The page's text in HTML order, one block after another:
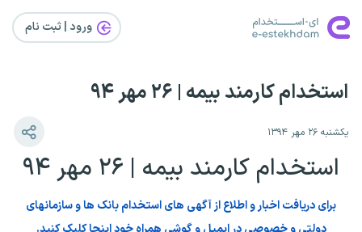
ورود | ثبت‌ نام
استخدام کارمند بیمه | ۲۶ مهر ۹۴
یکشنبه ۲۶ مهر ۱۳۹۴
استخدام کارمند بیمه | ۲۶ مهر ۹۴
برای دریافت اخبار و اطلاع از آگهی های استخدام بانک ها و سازمانهای